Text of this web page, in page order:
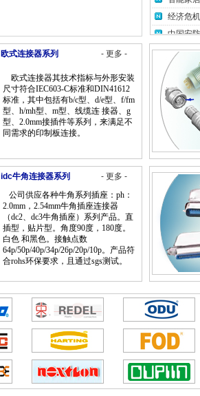
经济危
中国安
广东安
高速发
无线视
上海世
欧式连接器系列 - 更多 -
欧式连接器其技术指标与外形安装
尺寸符合IEC603-C标准和DIN41612
标准，其中包括有b/c型、d/e型、f/fm
型、h/mh型、m型、线缆连 接器、g
型、2.0mm接插件等系列，来满足不
同需求的印制板连接。
idc牛角连接器系列
- 更多 -
公司供应各种牛角系列插座：ph：
2.0mm，2.54mm牛角插座连接器
（dc2、dc3牛角插座）系列产品。直
插型，贴片型。角度90度，180度。
白色 和黑色。接触点数
64p/50p/40p/34p/26p/20p/10p。产品符
合rohs环保要求，且通过sgs测试。